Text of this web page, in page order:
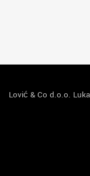
Lović & Co d.o.o.